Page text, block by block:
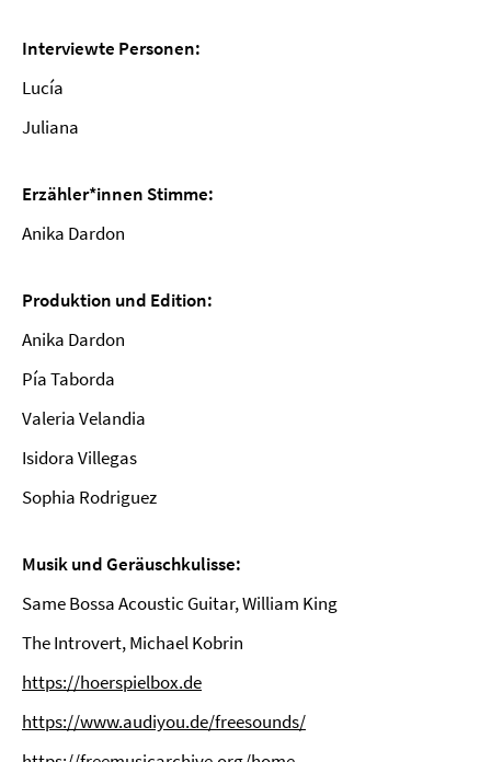
Interviewte Personen:
Lucía
Juliana
Erzähler*innen Stimme:
Anika Dardon
Produktion und Edition:
Anika Dardon
Pía Taborda
Valeria Velandia
Isidora Villegas
Sophia Rodriguez
Musik und Geräuschkulisse:
Same Bossa Acoustic Guitar, William King
The Introvert, Michael Kobrin
https://hoerspielbox.de
https://www.audiyou.de/freesounds/